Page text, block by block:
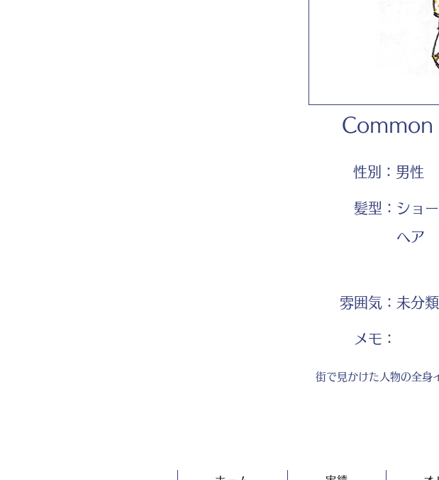
性別： 男性
髪型： ショ
ヘア
雰囲気： 未分類
​メモ：
街で見かけた人物の全身